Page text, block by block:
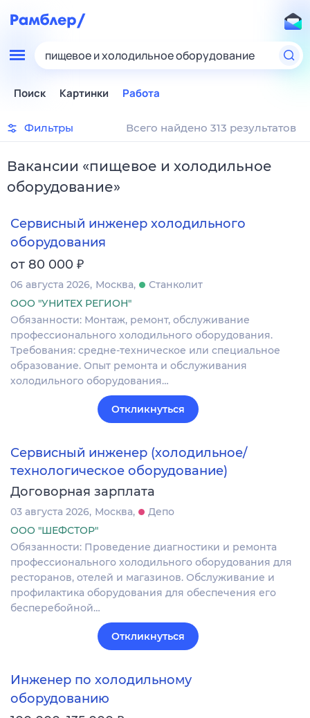
пищевое и холодильное оборудование
Поиск Картинки Работа
Фильтры Всего найдено 313 результатов
Вакансии «пищевое и холодильное
оборудование»
Сервисный инженер холодильного
оборудования
от 80 000 ₽
06 августа 2026 Москва
Станколит
ООО "УНИТЕХ РЕГИОН"
Обязанности: Монтаж, ремонт, обслуживание
профессионального холодильного оборудования.
Требования: средне-техническое или специальное
образование. Опыт ремонта и обслуживания
холодильного оборудования…
Откликнуться
Сервисный инженер (холодильное/
технологическое оборудование)
Договорная зарплата
03 августа 2026 Москва
Депо
ООО "ШЕФСТОР"
Обязанности: Проведение диагностики и ремонта
профессионального холодильного оборудования для
ресторанов, отелей и магазинов. Обслуживание и
профилактика оборудования для обеспечения его
бесперебойной…
Откликнуться
Инженер по холодильному
оборудованию